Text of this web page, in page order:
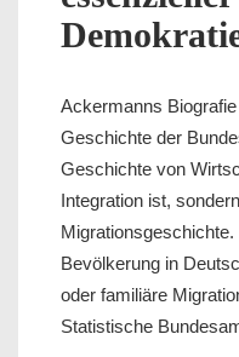
Ackermanns
Geschichte der
Geschichte von
Integration ist,
Bevölkerung in
oder familiäre
Statistische